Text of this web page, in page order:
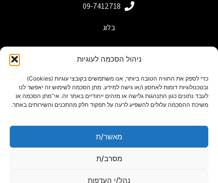
ניהול הסכמה לעוגיות
כדי לספק את החוויה הטובה ביותר, אנו משתמשים בקובצי עוגיות (Cookies)
ובטכנולוגיות דומות לאחסון ו/או גישה למידע. מתן הסכמה לשימוש זה יאפשר לנו
לעבד נתונים כגון התנהגות גלישה או מזהים ייחודיים באתר זה. אי־מתן הסכמה או
משיכת ההסכמה עלולים להשפיע לרעה על תפקוד חלק מהתכנים והשירותים באתר.
מאשר/ת
מסרב/ת
נהל/י העדפות
09-7412718
בלוג
powered by adactive
תנאי שימוש באתר